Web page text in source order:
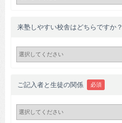
来塾しやすい校舎はどちらですか？
ご記入者と生徒の関係 必須